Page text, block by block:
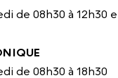
de 08h30 à 12h30
de 08h30 à 18h30